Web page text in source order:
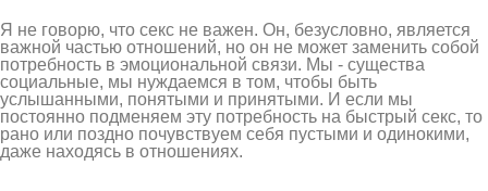
Я не говорю, что секс не важен. Он, безусловно, является
важной частью отношений, но он не может заменить собой
потребность в эмоциональной связи. Мы - существа
социальные, мы нуждаемся в том, чтобы быть
услышанными, понятыми и принятыми. И если мы
постоянно подменяем эту потребность на быстрый секс, то
рано или поздно почувствуем себя пустыми и одинокими,
даже находясь в отношениях.